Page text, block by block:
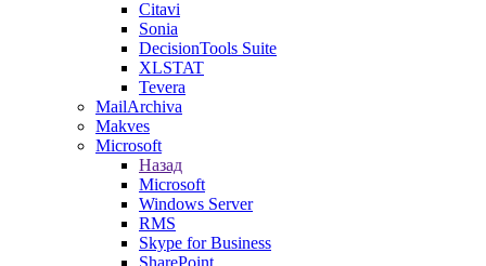
Citavi
Sonia
DecisionTools Suite
XLSTAT
Tevera
MailArchiva
Makves
Microsoft
Назад
Microsoft
Windows Server
RMS
Skype for Business
SharePoint